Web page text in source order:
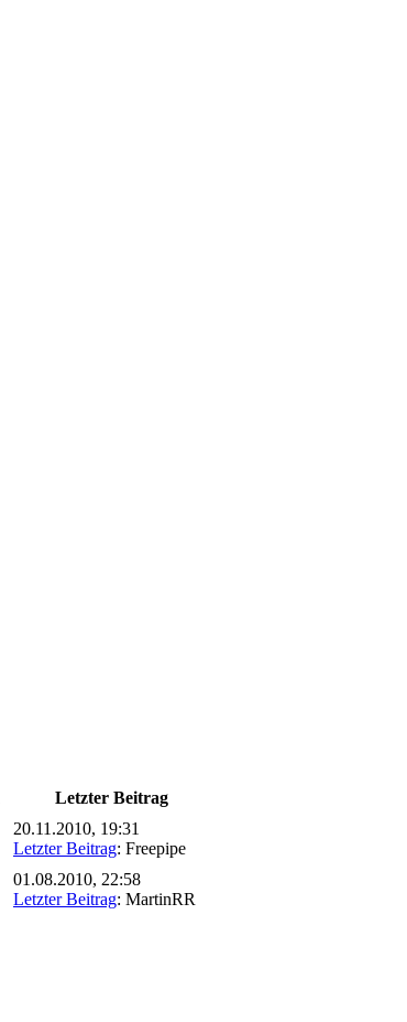
Letzter Beitrag
20.11.2010, 19:31
Letzter Beitrag: Freepipe
01.08.2010, 22:58
Letzter Beitrag: MartinRR